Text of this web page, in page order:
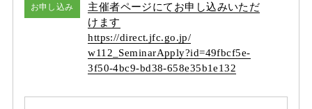
お申し込み
主催者ページにてお申し込みいただ
けます
https://direct.jfc.go.jp/
w112_SeminarApply?id=49fbcf5e-
3f50-4bc9-bd38-658e35b1e132